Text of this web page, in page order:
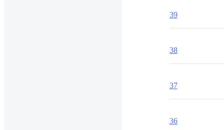
39
38
37
36